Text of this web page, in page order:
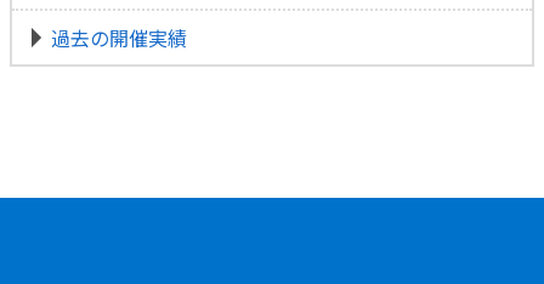
過去の開催実績